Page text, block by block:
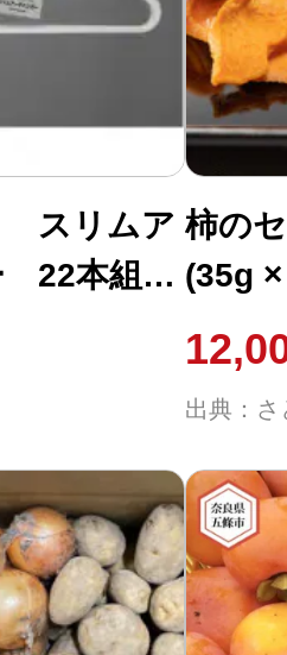
税の基礎知識
り診断
サイト特集
イブルとは
質問
スリムア
22本組
柿の
(35g
出典：さ